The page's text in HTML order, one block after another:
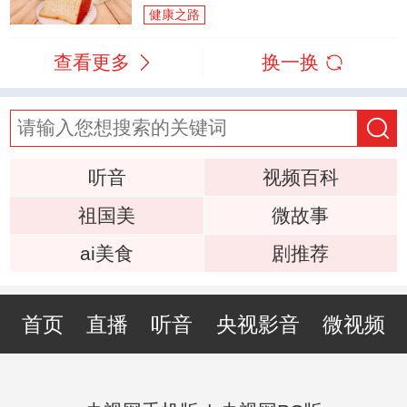
健康之路
查看更多 换一换
听音
视频百科
祖国美
微故事
ai美食
剧推荐
首页 直播 听音 央视影音 微视频